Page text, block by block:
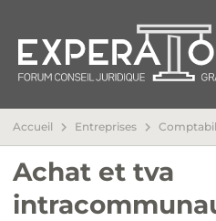
Accueil Entreprises
Achat et tva